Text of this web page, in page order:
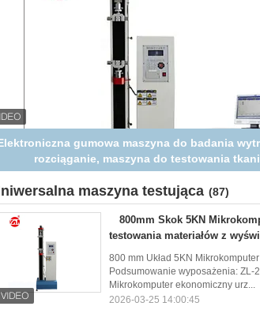
Komputerowa maszyna do testowania
rozciąganie serwosilnika
maszyna testująca (87)
800mm Skok 5KN
testowania materiałów z
800 mm Układ 5KN
Podsumowanie wyposażenia: ZL-
Mikrokomputer ekonomiczny urz...
2026-03-25 14:00:45